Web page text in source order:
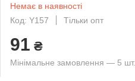
Немає в наявності
Код: Y157
Тільки опт
91 ₴
Мінімальне замовлення — 5 шт.